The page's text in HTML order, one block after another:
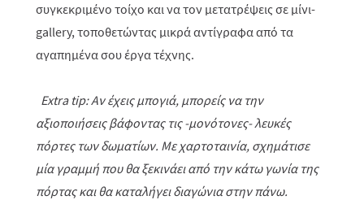
συγκεκριμένο τοίχο και να τον μετατρέψεις σε μίνι-
gallery, τοποθετώντας μικρά αντίγραφα από τα
αγαπημένα σου έργα τέχνης.
Extra tip: Αν έχεις μπογιά, μπορείς να την
αξιοποιήσεις βάφοντας τις -μονότονες- λευκές
πόρτες των δωματίων. Με χαρτοταινία, σχημάτισε
μία γραμμή που θα ξεκινάει από την κάτω γωνία της
πόρτας και θα καταλήγει διαγώνια στην πάνω.